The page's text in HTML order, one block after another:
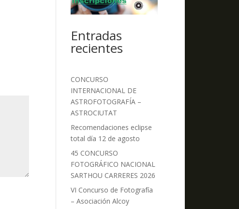
Entradas
recientes
CONCURSO
INTERNACIONAL DE
ASTROFOTOGRAFÍA –
ASTROCIUTAT
Recomendaciones eclipse
total día 12 de agosto
45 CONCURSO
FOTOGRÁFICO NACIONAL
SARTHOU CARRERES 2026
VI Concurso de Fotografía
– Asociación Alcoy